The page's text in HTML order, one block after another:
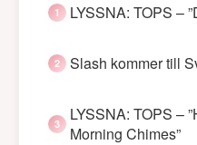
LYSSNA: TOPS –
Slash kommer till
LYSSNA: TOPS –
Morning Chimes”